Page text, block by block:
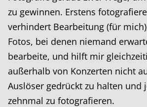
zu gewinnen. Erstens
verhindert Bearbeitung (für
Fotos, bei denen niemand
bearbeite, und hilft mir
außerhalb von Konzerten nicht
Auslöser gedrückt zu halten und
zehnmal zu fotografieren.